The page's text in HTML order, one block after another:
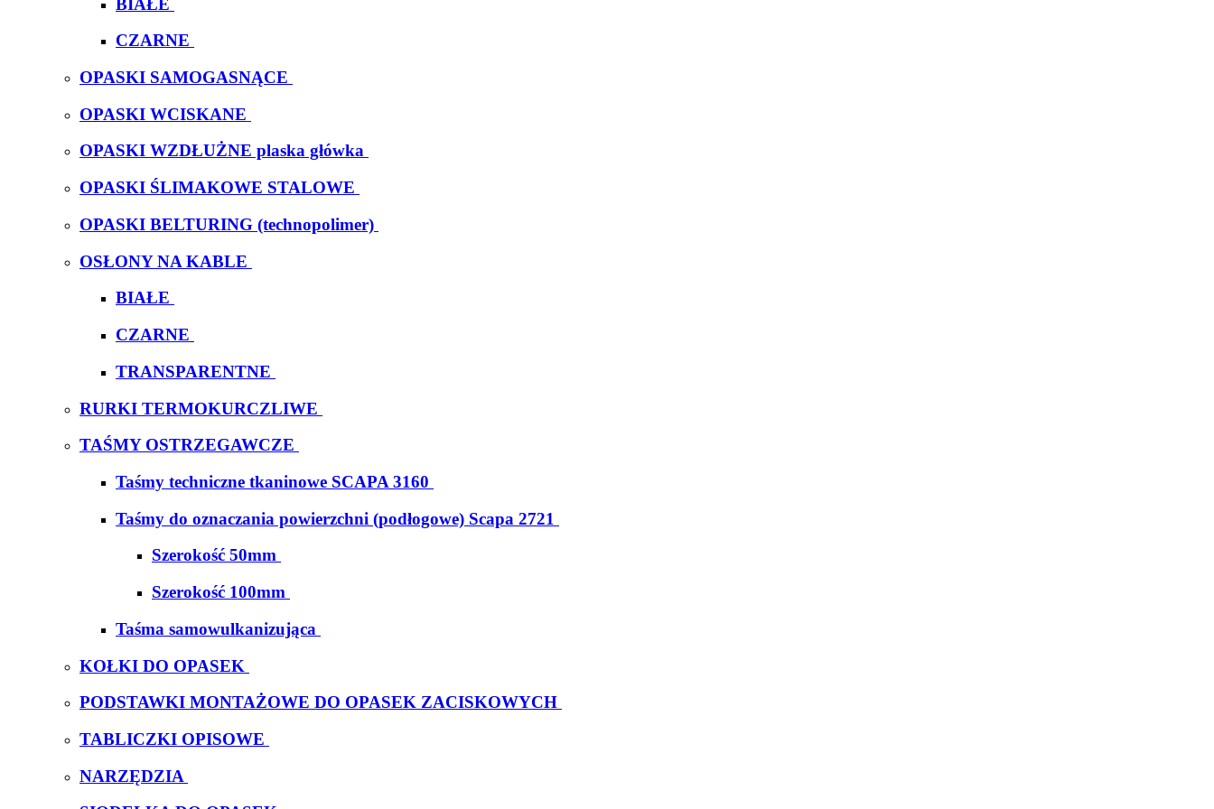
CZARNE
OPASKI SAMOGASNĄCE
OPASKI WCISKANE
OPASKI WZDŁUŻNE plaska główka
OPASKI ŚLIMAKOWE STALOWE
OPASKI BELTURING (technopolimer)
OSŁONY NA KABLE
BIAŁE
CZARNE
TRANSPARENTNE
RURKI TERMOKURCZLIWE
TAŚMY OSTRZEGAWCZE
Taśmy techniczne tkaninowe SCAPA 3160
Taśmy do oznaczania powierzchni (podłogowe) Scapa 2721
Szerokość 50mm
Szerokość 100mm
Taśma samowulkanizująca
KOŁKI DO OPASEK
PODSTAWKI MONTAŻOWE DO OPASEK ZACISKOWYCH
TABLICZKI OPISOWE
NARZĘDZIA